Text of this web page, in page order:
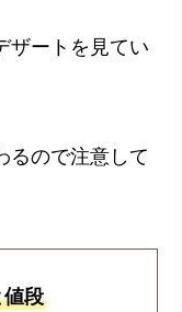
ザートを見てい
るので注意して
値段